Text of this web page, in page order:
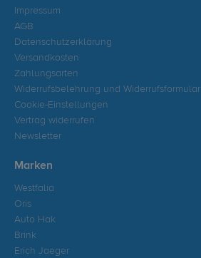
Impressum
AGB
Datenschutzerklärung
Versandkosten
Zahlungsarten
Widerrufsbelehrung und Widerrufsformular
Cookie-Einstellungen
Vertrag widerrufen
Newsletter
Marken
Westfalia
Oris
Auto Hak
Brink
Erich Jaeger